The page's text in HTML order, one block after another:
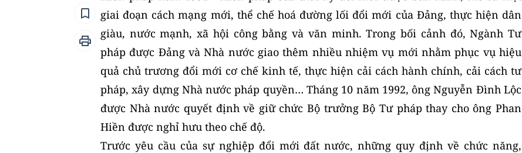
giai đoạn cách mạng mới, thể chế hoá đường lối đổi mới của Đảng, thực hiện dân
giàu, nước mạnh, xã hội công bằng và văn minh. Trong bối cảnh đó, Ngành Tư
pháp được Đảng và Nhà nước giao thêm nhiều nhiệm vụ mới nhằm phục vụ hiệu
quả chủ trương đổi mới cơ chế kinh tế, thực hiện cải cách hành chính, cải cách tư
pháp, xây dựng Nhà nước pháp quyền… Tháng 10 năm 1992, ông Nguyễn Đình Lộc
được Nhà nước quyết định về giữ chức Bộ trưởng Bộ Tư pháp thay cho ông Phan
Hiền được nghỉ hưu theo chế độ.
Trước yêu cầu của sự nghiệp đổi mới đất nước, những quy định về chức năng,